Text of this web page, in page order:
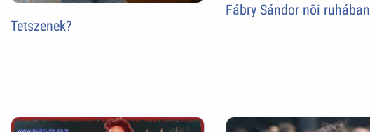
Tetszenek?
Fábry Sándor nõi ruhában